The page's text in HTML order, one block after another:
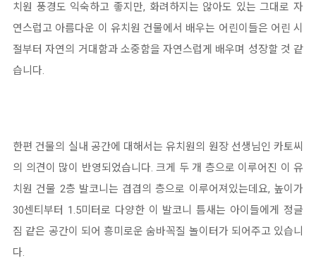
치원 풍경도 익숙하고 좋지만, 화려하지는 않아도 있는 그대로 자
연스럽고 아름다운 이 유치원 건물에서 배우는 어린이들은 어린 시
절부터 자연의 거대함과 소중함을 자연스럽게 배우며 성장할 것 같
습니다.
한편 건물의 실내 공간에 대해서는 유치원의 원장 선생님인 카토씨
의 의견이 많이 반영되었습니다. 크게 두 개 층으로 이루어진 이 유
치원 건물 2층 발코니는 겹겹의 층으로 이루어져있는데요, 높이가
30센티부터 1.5미터로 다양한 이 발코니 틈새는 아이들에게 정글
짐 같은 공간이 되어 흥미로운 숨바꼭질 놀이터가 되어주고 있습니
다.